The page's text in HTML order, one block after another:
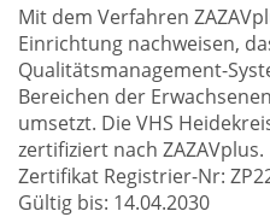
Mit dem Verfahren
Einrichtung nachweisen,
Qualitätsmanagement-
Bereichen der
umsetzt. Die VHS
zertifiziert nach ZAZAVplus.
Zertifikat Registrier-Nr:
Gültig bis: 14.04.2030